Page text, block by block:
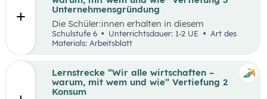
Runde zu Runde verbessern.
Unternehmensgründung
Die Schüler:innen erhalten in diesem
Gedankenexperiment die Möglichkeit ein
Unternehmen unter Berücksichtigung von
Business Model Canvas, welche Bedürfnisse sie
erfüllen wollen und treffen damit verbundene
Entscheidungen. Die Idee wird in einem
Schulstufe 6 Unterrichtsdauer: 1-2 UE
Art des
Materials: Arbeitsblatt
Lernstrecke “Wir alle wirtschaften –
warum, mit wem und wie” Vertiefung 2
Konsum